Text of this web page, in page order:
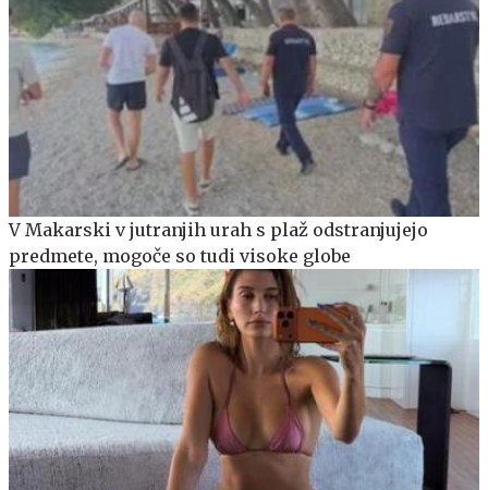
V Makarski v jutranjih urah s plaž odstranjujejo
predmete, mogoče so tudi visoke globe